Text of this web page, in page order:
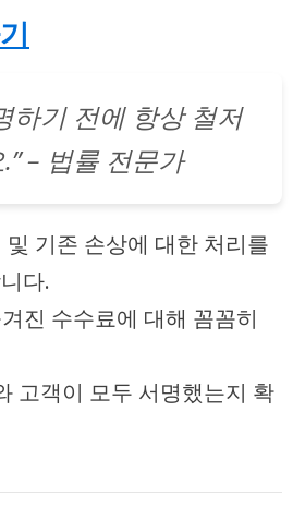
하기 전에 항상 철저
– 법률 전문가
기존 손상에 대한 처리를
다.
진 수수료에 대해 꼼꼼히
고객이 모두 서명했는지 확